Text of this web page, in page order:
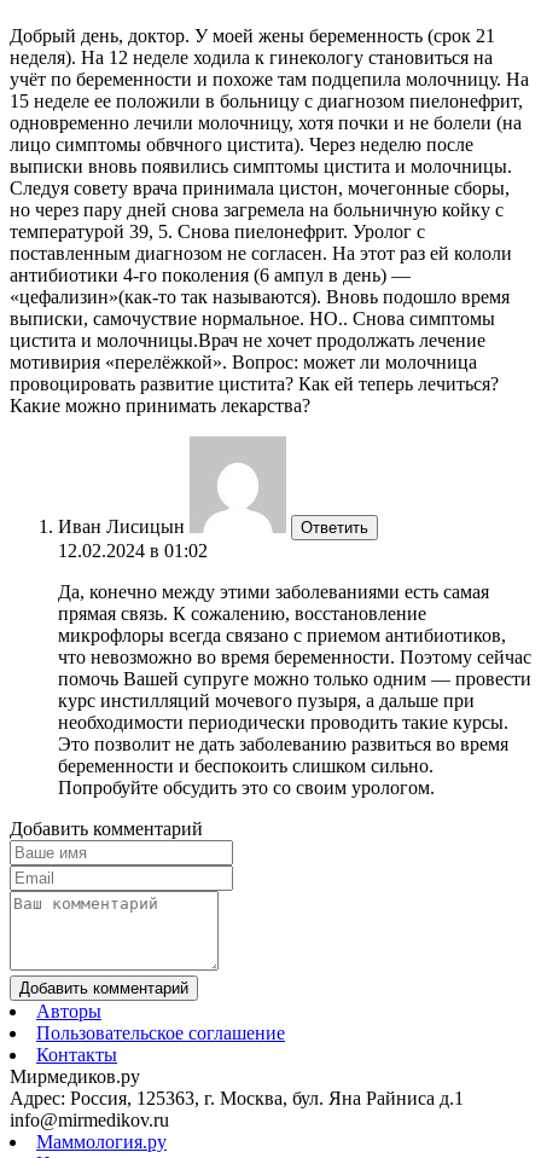
Добрый день, доктор. У моей жены беременность (срок 21
неделя). На 12 неделе ходила к гинекологу становиться на
учёт по беременности и похоже там подцепила молочницу. На
15 неделе ее положили в больницу с диагнозом пиелонефрит,
одновременно лечили молочницу, хотя почки и не болели (на
лицо симптомы обвчного цистита). Через неделю после
выписки вновь появились симптомы цистита и молочницы.
Следуя совету врача принимала цистон, мочегонные сборы,
но через пару дней снова загремела на больничную койку с
температурой 39, 5. Снова пиелонефрит. Уролог с
поставленным диагнозом не согласен. На этот раз ей кололи
антибиотики 4-го поколения (6 ампул в день) —
«цефализин»(как-то так называются). Вновь подошло время
выписки, самочуствие нормальное. НО.. Снова симптомы
цистита и молочницы.Врач не хочет продолжать лечение
мотивирия «перелёжкой». Вопрос: может ли молочница
провоцировать развитие цистита? Как ей теперь лечиться?
Какие можно принимать лекарства?
Иван Лисицын Ответить
12.02.2024 в 01:02
Да, конечно между этими заболеваниями есть самая
прямая связь. К сожалению, восстановление
микрофлоры всегда связано с приемом антибиотиков,
что невозможно во время беременности. Поэтому сейчас
помочь Вашей супруге можно только одним — провести
курс инстилляций мочевого пузыря, а дальше при
необходимости периодически проводить такие курсы.
Это позволит не дать заболеванию развиться во время
беременности и беспокоить слишком сильно.
Попробуйте обсудить это со своим урологом.
Добавить комментарий
Добавить комментарий
Авторы
Пользовательское соглашение
Контакты
Мирмедиков.ру
Адрес: Россия, 125363, г. Москва, бул. Яна Райниса д.1
info@mirmedikov.ru
Маммология.ру